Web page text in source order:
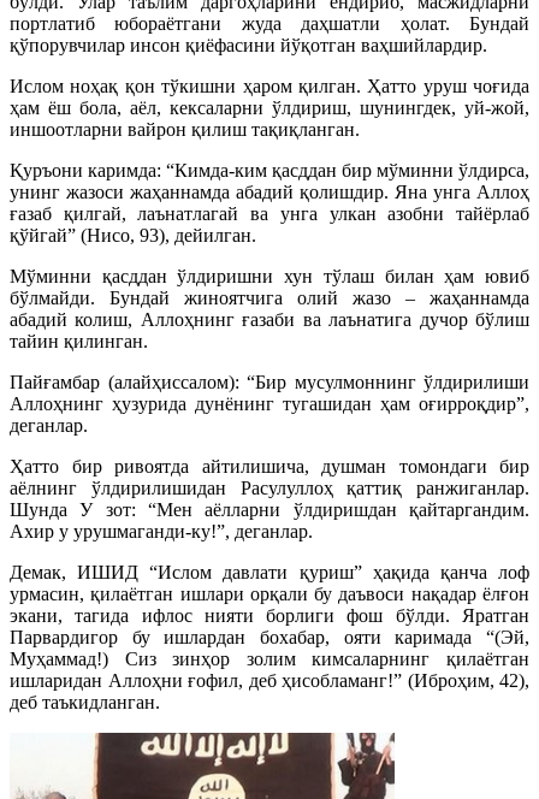
портлатиб юбораётгани жуда даҳшатли ҳолат. Бундай
қўпорувчилар инсон қиёфасини йўқотган ваҳшийлардир.
Ислом ноҳақ қон тўкишни ҳаром қилган. Ҳатто уруш чоғида
ҳам ёш бола, аёл, кексаларни ўлдириш, шунингдек, уй-жой,
иншоотларни вайрон қилиш тақиқланган.
Қуръони каримда: “Кимда-ким қасддан бир мўминни ўлдирса,
унинг жазоси жаҳаннамда абадий қолишдир. Яна унга Аллоҳ
ғазаб қилгай, лаънатлагай ва унга улкан азобни тайёрлаб
қўйгай” (Нисо, 93), дейилган.
Мўминни қасддан ўлдиришни хун тўлаш билан ҳам ювиб
бўлмайди. Бундай жиноятчига олий жазо – жаҳаннамда
абадий колиш, Аллоҳнинг ғазаби ва лаънатига дучор бўлиш
тайин қилинган.
Пайғамбар (алайҳиссалом): “Бир мусулмоннинг ўлдирилиши
Аллоҳнинг ҳузурида дунёнинг тугашидан ҳам оғирроқдир”,
деганлар.
Ҳатто бир ривоятда айтилишича, душман томондаги бир
аёлнинг ўлдирилишидан Расулуллоҳ қаттиқ ранжиганлар.
Шунда У зот: “Мен аёлларни ўлдиришдан қайтаргандим.
Ахир у урушмаганди-ку!”, деганлар.
Демак, ИШИД “Ислом давлати қуриш” ҳақида қанча лоф
урмасин, қилаётган ишлари орқали бу даъвоси нақадар ёлғон
экани, тагида ифлос нияти борлиги фош бўлди. Яратган
Парвардигор бу ишлардан бохабар, ояти каримада “(Эй,
Муҳаммад!) Сиз зинҳор золим кимсаларнинг қилаётган
ишларидан Аллоҳни ғофил, деб ҳисобламанг!” (Иброҳим, 42),
деб таъкидланган.